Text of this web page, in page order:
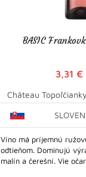
BASIC
3,31 €
Château Topoľčianky
Víno má príjemnú
odtieňom. Dominujú
malín a čerešní. Vie